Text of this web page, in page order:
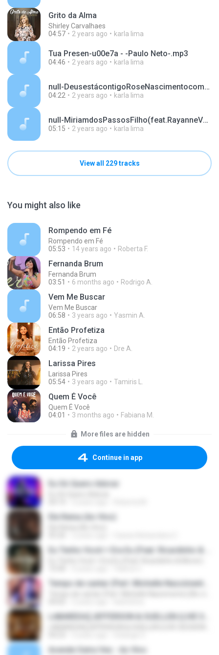
Grito da Alma
Shirley Carvalhaes
04:57
2 years ago karla lima
Tua Presen-u00e7a - -Paulo Neto-.mp3
04:46 2 years ago karla lima
null-DeusestácontigoRoseNascimentocomLetra.mp3
04:22 2 years ago karla lima
null-MiriamdosPassosFilho(feat.RayanneVanessa,RogériaCardoso,AmandaWanessaeRutheDayanne).mp3
05:15 2 years ago karla lima
View all 229 tracks
You might also like
Rompendo em Fé
Rompendo em Fé
05:53
14 years ago Roberta F.
Fernanda Brum
Fernanda Brum
03:51
6 months ago Rodrigo A.
Vem Me Buscar
Vem Me Buscar
06:58
3 years ago Yasmin A.
Então Profetiza
Então Profetiza
04:19
2 years ago Dre A.
Larissa Pires
Larissa Pires
05:54
3 years ago Tamiris L.
Quem É Você
Quem É Você
04:01
3 months ago Fabiana M.
More files are hidden
Continue in app
Eu Só Quero Adorar
Ele Reina (Ao Vivo)
Acende Outra Vez - Ao Vivo